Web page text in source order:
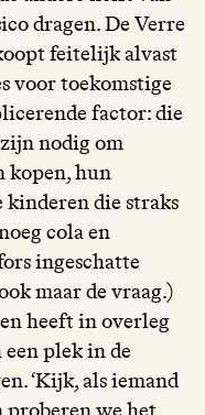
dragen. De Verre
feitelijk alvast
voor toekomstige
factor: die
nodig om
kopen, hun
kinderen die straks
cola en
ingeschatte
maar de vraag.)
heeft in overleg
plek in de
‘Kijk, als iemand